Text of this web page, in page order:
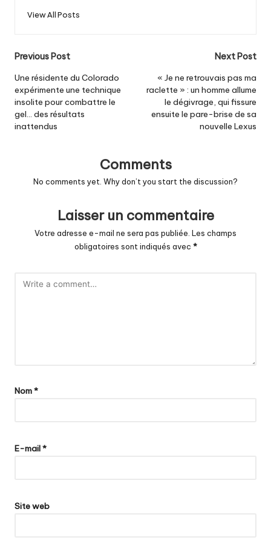
View All Posts
Post
navigation
Previous Post
Une résidente du Colorado
expérimente une technique
insolite pour combattre le
gel… des résultats
inattendus
Next Post
« Je ne retrouvais pas ma
raclette » : un homme allume
le dégivrage, qui fissure
ensuite le pare-brise de sa
nouvelle Lexus
Comments
No comments yet. Why don’t you start the discussion?
Laisser un commentaire
Votre adresse e-mail ne sera pas publiée. Les champs
obligatoires sont indiqués avec *
Nom*
E-mail*
Site web